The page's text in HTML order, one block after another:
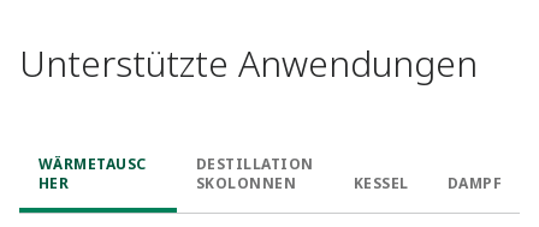
Unterstützte Anwendungen
WÄRMETAUSC
HER
DESTILLATION
SKOLONNEN
KESSEL DAMPF